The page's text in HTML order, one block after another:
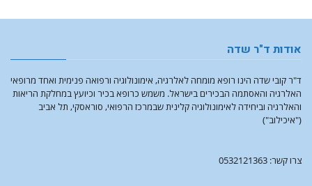
אודות ד"ר שדה
ד"ר קובי שדה הינו רופא מומחה לאלרגיה, אימונולוגיה ורפואה פנימית ואחד מרופאי
האלרגיה והאסתמה הבכירים בישראל. משמש כרופא בכיר וכיועץ במחלקת הריאות
והאלרגיה וביחידה לאימונולוגיה קלינית שבמרכז הרפואי, סוראסקי, תל אביב
("איכילוב")
צרו קשר: 0532121363